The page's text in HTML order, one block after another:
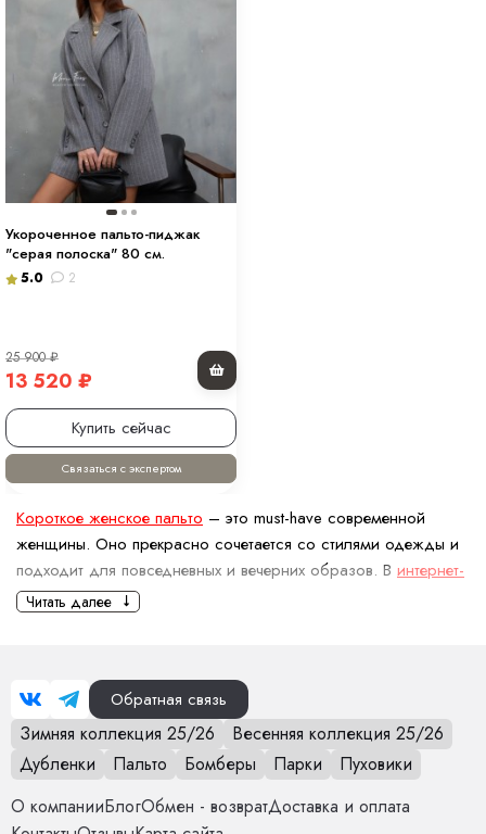
Укороченное пальто-пиджак
"серая полоска" 80 см.
5.0 2
25 900₽
13 520 ₽
Купить сейчас
Связаться с экспертом
Короткое женское пальто – это must-have современной
женщины. Оно прекрасно сочетается со стилями одежды и
подходит для повседневных и вечерних образов. В интернет-
магазине MoniFurs
пиджак?
Оно сочетает черты классического пиджака и пальто, что
делает его подходящим для различных мероприятий —
от деловых встреч до прогулок.
Оно сочетается как с повседневной одеждой, так и с
более формальными нарядами. Его легко комбинировать
Читать далее
Обратная связь
Зимняя коллекция 25/26
Весенняя коллекция 25/26
Дубленки
Пальто Бомберы Парки
Пуховики
О компанииБлогОбмен - возвратДоставка и оплата